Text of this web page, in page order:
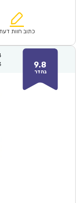
₪64.00.
הוא:
כתוב חוות דעת
9.8
נהדר